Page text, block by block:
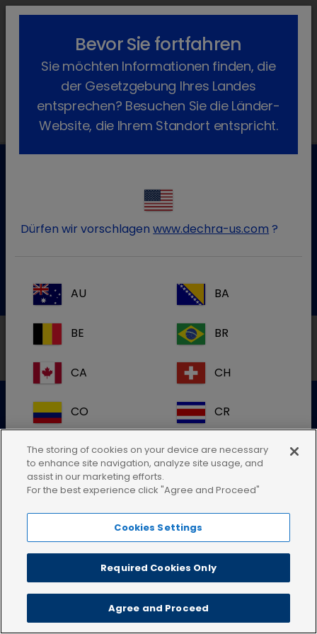
lock_outline search menu
Malacetic
Kundenservice für Tierarztpraxen
Kontaktieren Sie unseren Kundenservice.
Tel.: 05572 / 40242-55
Cookie-Richtlinie
Impressum
Bevor Sie fortfahren
Sie möchten Informationen finden, die
der Gesetzgebung Ihres Landes
entsprechen? Besuchen Sie die Länder-
Website, die Ihrem Standort entspricht.
Dürfen wir vorschlagenwww.dechra-us.com ?
AU BA
BE BR
CA CH
CO CR
DE DK
ES FI
IE
The storing of cookies on your device are necessary
to enhance site navigation, analyze site usage, and
assist in our marketing efforts.
For the best experience click "Agree and Proceed"
Cookies Settings
Required Cookies Only
Agree and Proceed